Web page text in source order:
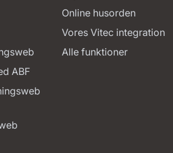
ABF
Online husorden
Vores Vitec integration
Alle funktioner